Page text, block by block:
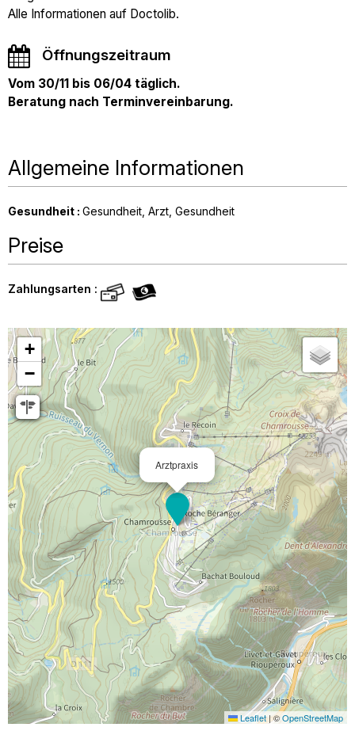
Alle Informationen auf Doctolib.
Öffnungszeitraum
Vom 30/11 bis 06/04 täglich.
Beratung nach Terminvereinbarung.
Allgemeine Informationen
Gesundheit : Gesundheit Arzt Gesundheit
Preise
Zahlungsarten :
Arztpraxis
+
−
Leaflet|©OpenStreetMap